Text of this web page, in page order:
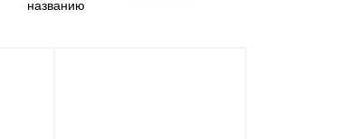
названию